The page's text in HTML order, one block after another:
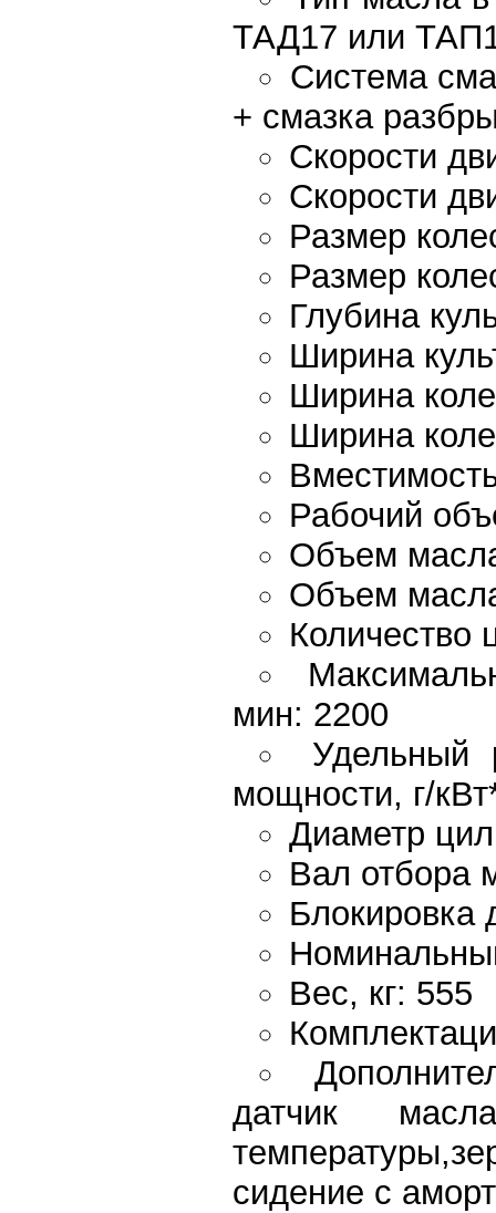
ТАД17 или
Система
+ смазка
Скорости
Скорости
Размер
Размер
Глубина
Ширина
Ширина
Ширина
Рабочий
Объем
Объем
Количество
мин: 2200
Удельный
мощности, г/
Диаметр
Вал отбора
Блокировка
Вес, кг: 555
датчик
сидение с